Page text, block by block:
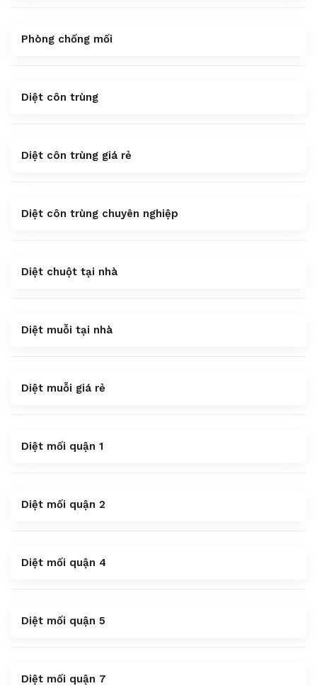
Phòng chống mối
Diệt côn trùng
Diệt côn trùng giá rẻ
Diệt côn trùng chuyên nghiệp
Diệt chuột tại nhà
Diệt muỗi tại nhà
Diệt muỗi giá rẻ
Diệt mối quận 1
Diệt mối quận 2
Diệt mối quận 4
Diệt mối quận 5
Diệt mối quận 7